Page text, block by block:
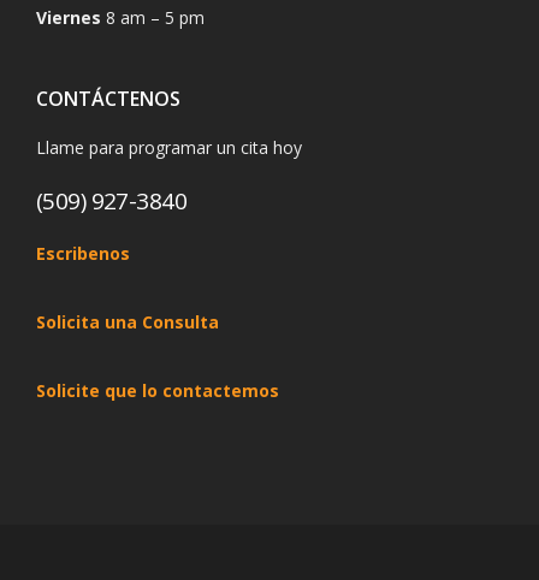
Viernes 8 am – 5 pm
CONTÁCTENOS
Llame para programar un cita hoy
(509) 927-3840
Escribenos
Solicita una Consulta
Solicite que lo contactemos